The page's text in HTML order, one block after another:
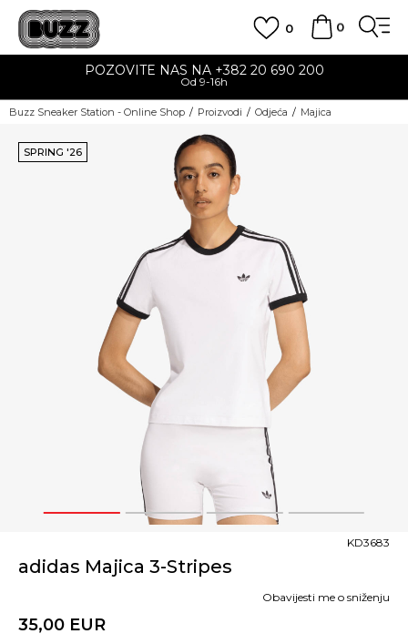
0
0
POZOVITE NAS NA +382 20 690 200
Od 9-16h
Buzz Sneaker Station - Online Shop Proizvodi Odjeća Majica
1 2 3 4
SPRING '26
adidas Majica 3-Stripes
KD3683
35,00 EUR
Obavijesti me o sniženju